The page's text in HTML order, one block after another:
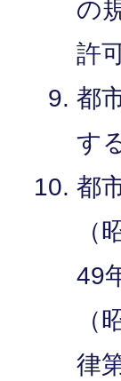
の
許
都
す
都
（
49
（
律